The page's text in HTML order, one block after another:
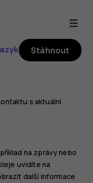
Stáhnout
s aktuální
na zprávy nebo
uvidíte na
další informace